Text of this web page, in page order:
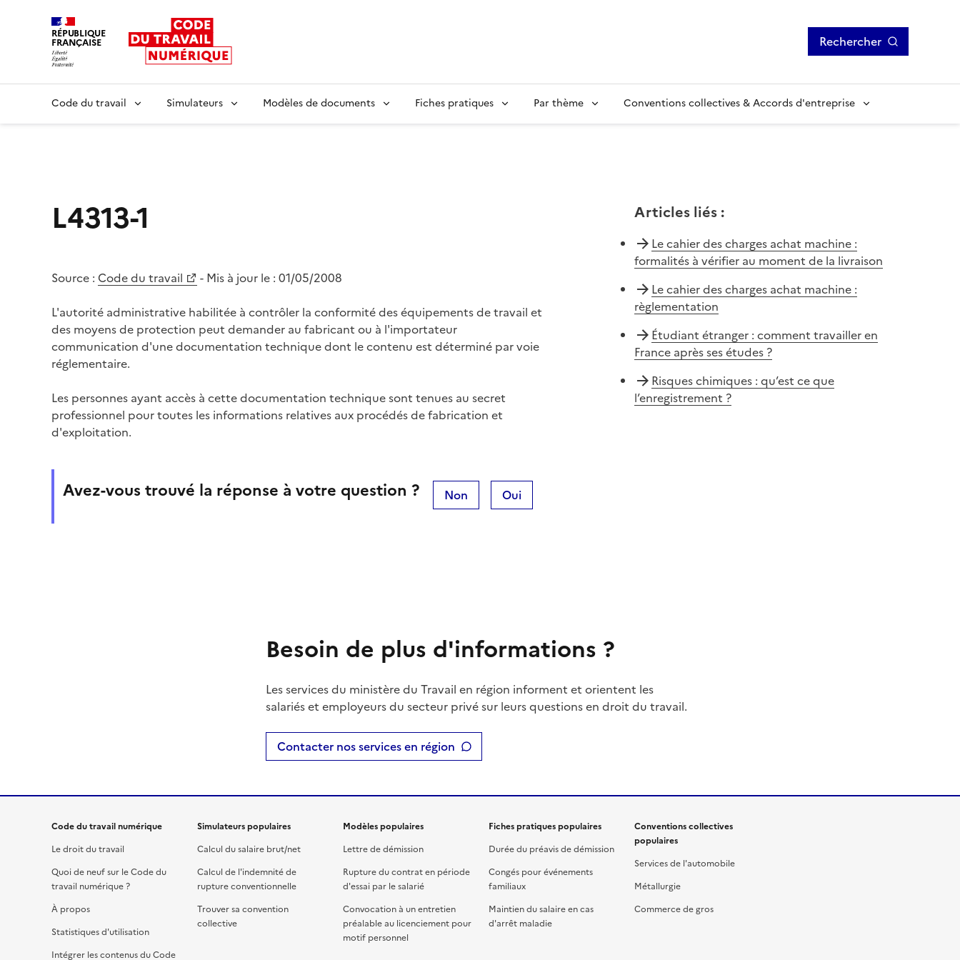
RÉPUBLIQUE
FRANÇAISE Rechercher
Code du travail Simulateurs Modèles de documents Fiches pratiques Par thème Conventions collectives & Accords d'entreprise
L4313-1
Source : Code du travail - Mis à jour le : 01/05/2008
L'autorité administrative habilitée à contrôler la conformité des équipements de travail et
des moyens de protection peut demander au fabricant ou à l'importateur
communication d'une documentation technique dont le contenu est déterminé par voie
réglementaire.
Les personnes ayant accès à cette documentation technique sont tenues au secret
professionnel pour toutes les informations relatives aux procédés de fabrication et
d'exploitation.
Avez-vous trouvé la réponse à votre question ? Non Oui
Articles liés:
Le cahier des charges achat machine :
formalités à vérifier au moment de la livraison
Le cahier des charges achat machine :
règlementation
Étudiant étranger : comment travailler en
France après ses études ?
Risques chimiques : qu’est ce que
l’enregistrement ?
Besoin de plus d'informations ?
Les services du ministère du Travail en région informent et orientent les
salariés et employeurs du secteur privé sur leurs questions en droit du travail.
Contacter nos services en région
Code du travail numérique
Le droit du travail
Quoi de neuf sur le Code du
travail numérique ?
À propos
Statistiques d'utilisation
Intégrer les contenus du Code
Simulateurs populaires
Calcul du salaire brut/net
Calcul de l'indemnité de
rupture conventionnelle
Trouver sa convention
collective
Modèles populaires
Lettre de démission
Rupture du contrat en période
d'essai par le salarié
Convocation à un entretien
préalable au licenciement pour
motif personnel
Fiches pratiques populaires
Durée du préavis de démission
Congés pour événements
familiaux
Maintien du salaire en cas
d'arrêt maladie
Conventions collectives
populaires
Services de l'automobile
Métallurgie
Commerce de gros